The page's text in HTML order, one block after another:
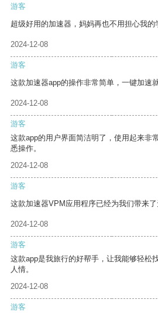
游客
超级好用的加速器，妈妈再也不用担心我的
2024-12-08
游客
这款加速器app的操作非常简单，一键加速
2024-12-08
游客
这款app的用户界面简洁明了，使用起来非
悉操作。
2024-12-08
游客
这款加速器VPM应用程序已经为我们带来了
2024-12-08
游客
这款app是我旅行的好帮手，让我能够轻松
人情。
2024-12-08
游客